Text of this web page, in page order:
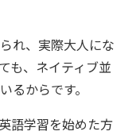
れ、実際大人にな
も、ネイティブ並
るからです。
語学習を始めた方